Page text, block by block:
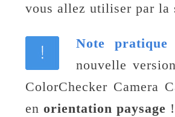
vous allez utiliser par la
Note
nouvelle
ColorChecker Camera
en orientation paysage !